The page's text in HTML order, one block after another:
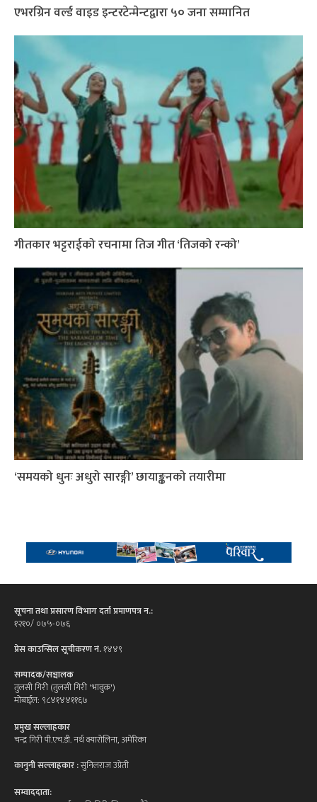
एभरग्रिन वर्ल्ड वाइड इन्टरटेन्मेन्टद्वारा ५० जना सम्मानित
गीतकार भट्टराईको रचनामा तिज गीत ‘तिजको रन्को’
‘समयको धुनः अधुरो सारङ्गी’ छायाङ्कनको तयारीमा
सूचना तथा प्रसारण विभाग दर्ता प्रमाणपत्र न.:
१२१०/ ०७५-०७६
प्रेस काउन्सिल सूचीकरण नं.१४४९
सम्पादक/सञ्चालक
तुलसी गिरी (तुलसी गिरी 'भावुक')
मोबाईल: ९८४१४४११६७
प्रमुख सल्लाहकार
चन्द्र गिरी पी.एच.डी. नर्थ क्यारोलिना, अमेरिका
कानुनी सल्लाहकार :सुनिलराज उप्रेती
सम्वाददाता: